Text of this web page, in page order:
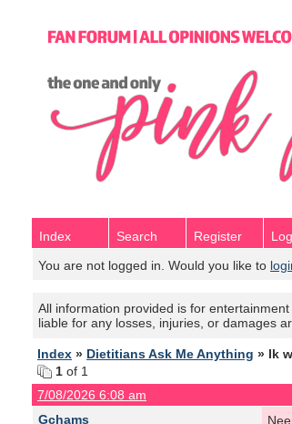
Index Search Register
You are not logged in. Would you like to
All information provided is for
liable for any losses, injuries, or damages
Index » Dietitians Ask Me Anything » Ik
1 of 1
7/08/2026 6:08 am
Gchams